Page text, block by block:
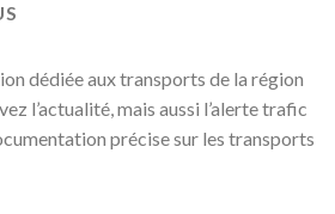
dédiée aux transports de la région
l’actualité, mais aussi l’alerte trafic
précise sur les transports